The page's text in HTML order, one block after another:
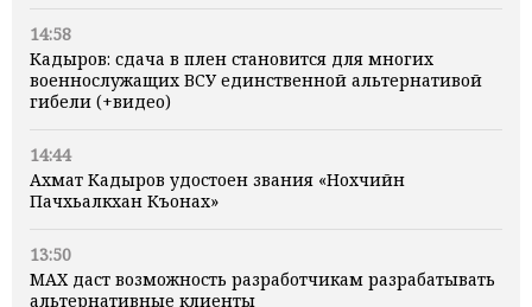
14:58
Кадыров: сдача в плен становится для многих
военнослужащих ВСУ единственной альтернативой
гибели (+видео)
14:44
Ахмат Кадыров удостоен звания «Нохчийн
Пачхьалкхан Къонах»
13:50
MAX даст возможность разработчикам разрабатывать
альтернативные клиенты